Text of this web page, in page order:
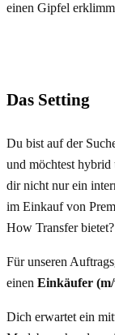
einen Gipfel
Das Setting
Du bist auf der
und möchtest
dir nicht nur ein
im Einkauf von
How Transfer
Für unseren
einen Einkäufer
Dich erwartet ein